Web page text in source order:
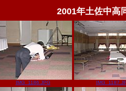
2001年土佐中高
IMG_1186.JPG